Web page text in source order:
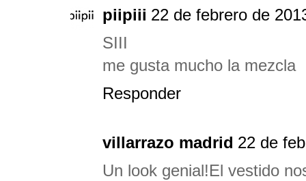
piipiii 22 de febrero de
SIII
me gusta mucho la mezcla
Responder
villarrazo madrid 22 de
Un look genial!El vestido